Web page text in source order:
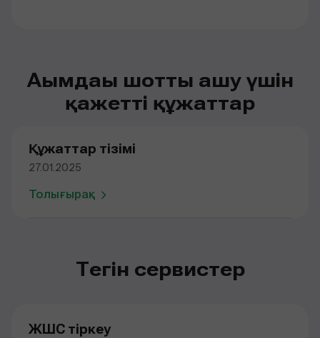
Ағымдағы шотты ашу үшін
қажетті құжаттар
Құжаттар тізімі
27.01.2025
Толығырақ
Тегін сервистер
ЖШС тіркеу